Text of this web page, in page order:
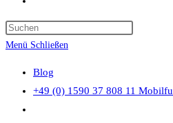
umschalten
the
Menü Schließen
Blog
+49 (0) 1590 37 808 11